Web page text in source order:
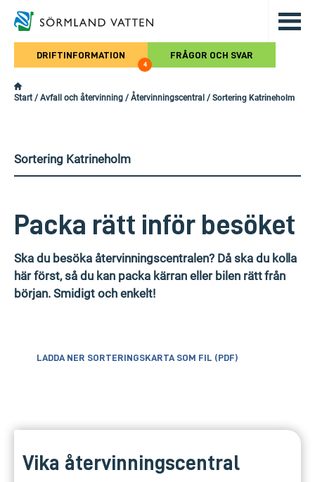
Hoppa till det huvudsakliga
DRIFTINFORMATION
4
FRÅGOR OCH SVAR
Start / Avfall och återvinning / Återvinningscentral / Sortering Katrineholm
Sortering Katrineholm
Packa rätt inför besöket
Ska du besöka återvinningscentralen? Då ska du kolla
här först, så du kan packa kärran eller bilen rätt från
början. Smidigt och enkelt!
LADDA NER SORTERINGSKARTA SOM FIL (PDF)
Vika återvinningscentral